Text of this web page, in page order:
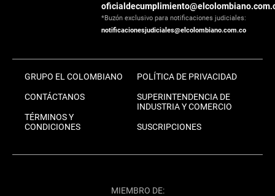
*Buzón exclusivo para notificaciones judiciales:
notificacionesjudiciales@elcolombiano.com.co
GRUPO EL COLOMBIANO
CONTÁCTANOS
TÉRMINOS Y
CONDICIONES
POLÍTICA DE PRIVACIDAD
SUPERINTENDENCIA DE
INDUSTRIA Y COMERCIO
SUSCRIPCIONES
MIEMBRO DE: